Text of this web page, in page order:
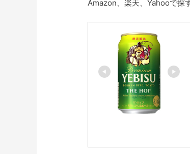
Amazon、楽天、Yahooで探